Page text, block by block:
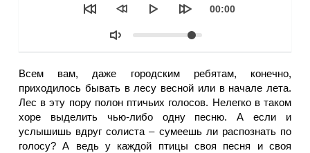
Текущее
00:00
Объем
Всем вам, даже городским ребятам, конечно,
приходилось бывать в лесу весной или в начале лета.
Лес в эту пору полон птичьих голосов. Нелегко в таком
хоре выделить чью-либо одну песню. А если и
услышишь вдруг солиста – сумеешь ли распознать по
голосу? А ведь у каждой птицы своя песня и своя